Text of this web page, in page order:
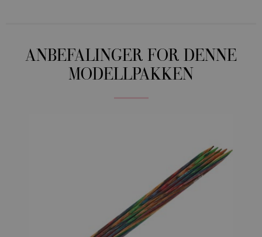
ANBEFALINGER FOR DENNE
MODELLPAKKEN